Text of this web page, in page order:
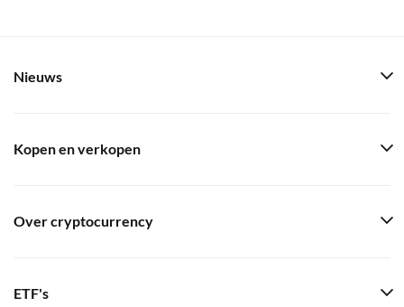
Nieuws
Kopen en verkopen
Over cryptocurrency
ETF's